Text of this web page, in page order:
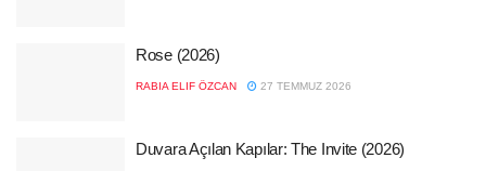
Rose (2026)
RABIA ELIF ÖZCAN 27 TEMMUZ 2026
Duvara Açılan Kapılar: The Invite (2026)